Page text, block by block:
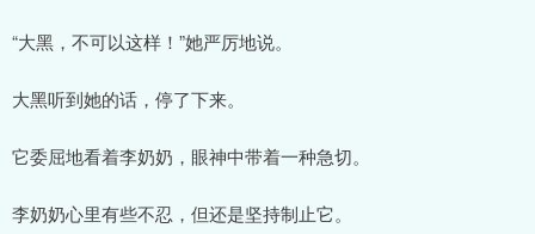
“大黑，不可以这样！”她严厉地说。
大黑听到她的话，停了下来。
它委屈地看着李奶奶，眼神中带着一种急切。
李奶奶心里有些不忍，但还是坚持制止它。